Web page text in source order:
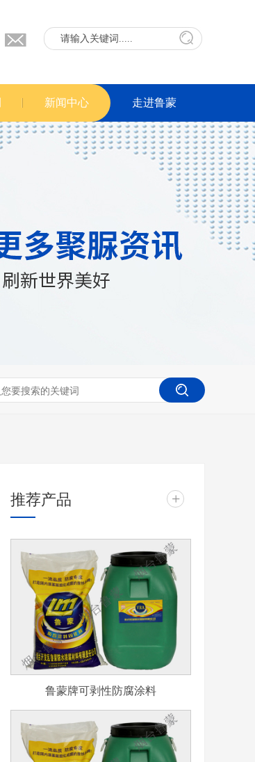
新闻中心 走进鲁蒙
推荐产品 +
鲁蒙牌可剥性防腐涂料